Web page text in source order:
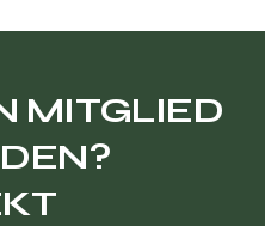
MITGLIED